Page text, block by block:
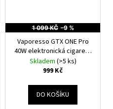
1 099 KČ –9 %
Vaporesso GTX ONE Pro
40W elektronická cigareta
3000mAh Pink
Skladem (>5 ks)
999 Kč
DO KOŠÍKU